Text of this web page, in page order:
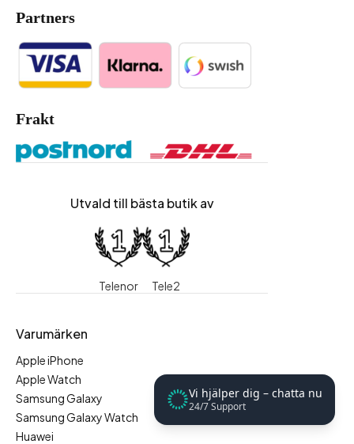
Vi hjälper dig – chatta nu
24/7 Support
Partners
Frakt
Utvald till bästa butik av
Telenor Tele2
Varumärken
Apple iPhone
Apple Watch
Samsung Galaxy
Samsung Galaxy Watch
Huawei